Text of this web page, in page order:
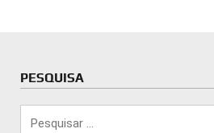
PESQUISA